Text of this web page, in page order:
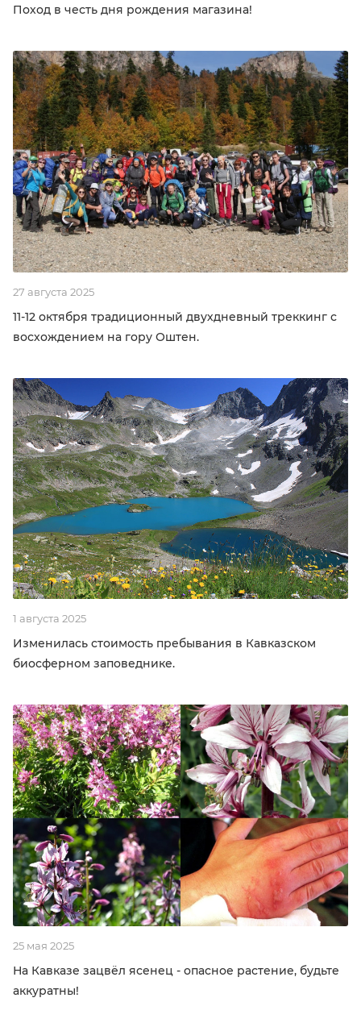
Поход в честь дня рождения магазина!
27 августа 2025
11-12 октября традиционный двухдневный треккинг с
восхождением на гору Оштен.
1 августа 2025
Изменилась стоимость пребывания в Кавказском
биосферном заповеднике.
25 мая 2025
На Кавказе зацвёл ясенец - опасное растение, будьте
аккуратны!